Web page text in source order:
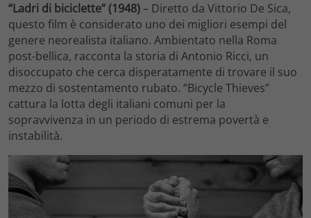
“Ladri di biciclette” (1948)– Diretto da Vittorio De Sica,
questo film è considerato uno dei migliori esempi del
genere neorealista italiano. Ambientato nella Roma
post-bellica, racconta la storia di Antonio Ricci, un
disoccupato che cerca disperatamente di trovare il suo
mezzo di sostentamento rubato. “Bicycle Thieves”
cattura la lotta degli italiani comuni per la
sopravvivenza in un periodo di estrema povertà e
instabilità.